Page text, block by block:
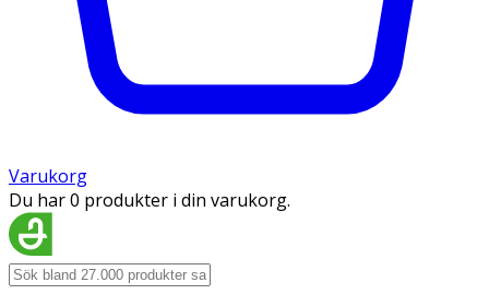
Varukorg
Du har 0 produkter i din varukorg.